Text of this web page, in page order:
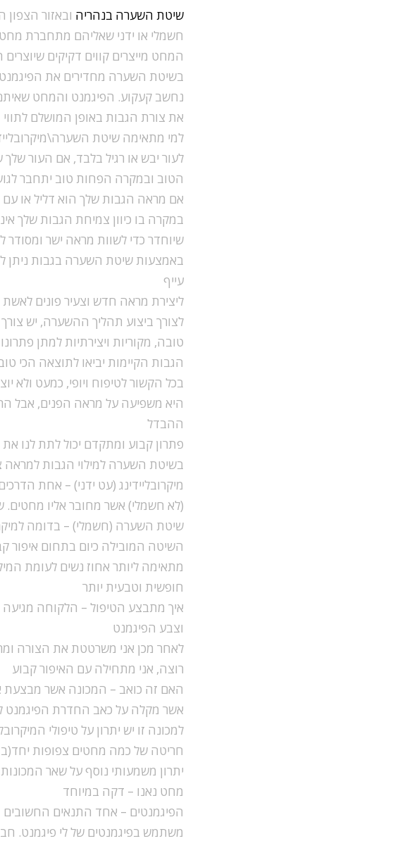
שיטת השערה בנהריה ובאזור
חשמלי או ידני שאליהם מתחברת
המחט מייצרים קווים דקיקים
בשיטת השערה מחדירים את הפיגמנט
נחשב קעקוע. הפיגמנט והמחט שאיתם
את צורת הגבות באופן המושלם
למי מתאימה שיטת
לעור יבש או רגיל בלבד, אם העור
הטוב ובמקרה הפחות טוב יתחבר
אם מראה הגבות שלך הוא דליל או עם
במקרה בו כיוון צמיחת הגבות שלך
שיוחדר כדי לשוות מראה ישר
באמצעות שיטת השערה בגבות ניתן
עייף
ליצירת מראה חדש וצעיר פונים
לצורך ביצוע תהליך ההשערה, יש
טובה, מקוריות ויצירתיות למתן
הגבות הקיימות יביאו לתוצאה הכי
בכל הקשור לטיפוח ויופי, כמעט ולא
היא משפיעה על מראה הפנים, אבל
ההבדל
פתרון קבוע ומתקדם יכול לתת לנו את
בשיטת השערה למילוי הגבות למראה
מיקרובליידינג (עט ידני) – אחת
(לא חשמלי) אשר מחובר אליו מחטים. שיטה זו
שיטת השערה (חשמלי) – בדומה
השיטה המובילה כיום בתחום איפור
מתאימה ליותר אחוז נשים לעומת
חופשית וטבעית יותר
איך מתבצע הטיפול – הלקוחה מגיעה
וצבע הפיגמנט
לאחר מכן אני משרטטת את הצורה
רוצה, אני מתחילה עם האיפור קבוע
האם זה כואב – המכונה אשר מבצעת
אשר מקלה על כאב החדרת הפיגמנט
למכונה זו יש יתרון על טיפולי
חריטה של כמה מחטים צפופות
יתרון משמעותי נוסף על שאר
מחט נאנו – דקה במיוחד
הפיגמנטים – אחד התנאים החשובים
משתמש בפיגמנטים של לי פיגמנט.